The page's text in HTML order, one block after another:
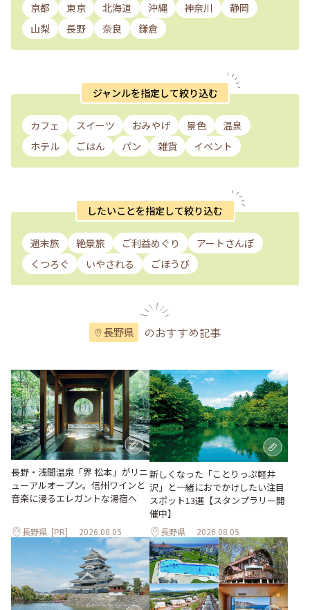
京都 東京 北海道 沖縄 神奈川
静岡
山梨
長野 奈良 鎌倉
ジャンルを指定して絞り込む
カフェ スイーツ おみやげ 景色
温泉
ホテル
ごはん パン 雑貨 イベント
したいことを指定して絞り込む
週末旅 絶景旅 ご利益めぐり
アートさんぽ
くつろぐ
いやされる ごほうび
長野県 のおすすめ記事
長野・浅間温泉「界 松本」がリニ
ューアルオープン。信州ワインと
音楽に浸るエレガントな湯宿へ
長野県 [PR] 2026.08.05
新しくなった「ことりっぷ軽井
沢」と一緒におでかけしたい注目
スポット13選【スタンプラリー開
催中】
長野県 2026.08.05